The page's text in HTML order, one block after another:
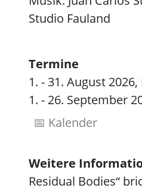
Studio Fauland
Termine
1. - 31. August
1. - 26. September
📅 Kalender
Weitere
Residual Bodies“